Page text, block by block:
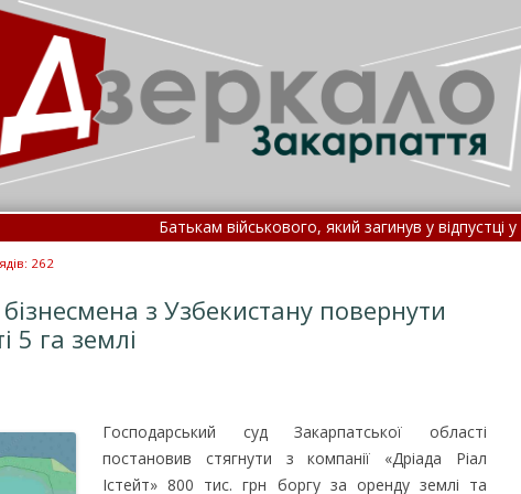
Батькам військового, який загинув у відпустці у ДТП,
Підлітка з Угорщини віднесло течією на Закарпаття,
262
з Узбекистану повернути
5 га землі
Господарський суд Закарпатської області
постановив стягнути з компанії «Дріада Ріал
Істейт» 800 тис. грн боргу за оренду землі та